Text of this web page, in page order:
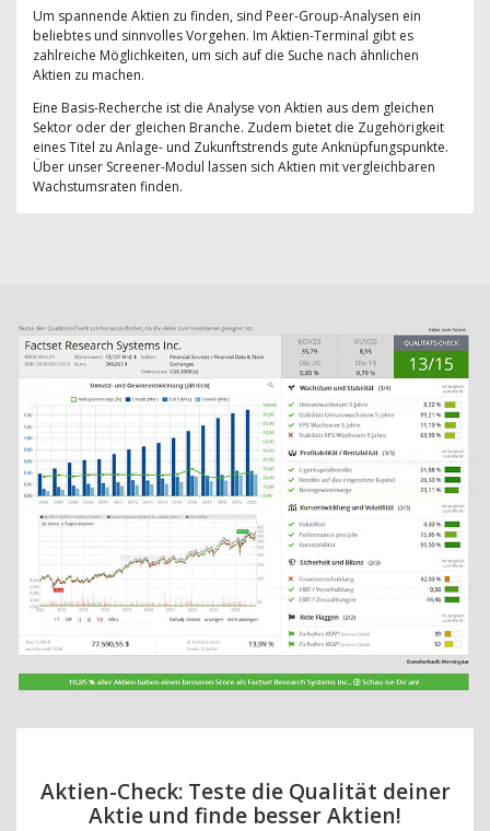
Um spannende Aktien zu finden, sind Peer-Group-Analysen ein
beliebtes und sinnvolles Vorgehen. Im Aktien-Terminal gibt es
zahlreiche Möglichkeiten, um sich auf die Suche nach ähnlichen
Aktien zu machen.
Eine Basis-Recherche ist die Analyse von Aktien aus dem gleichen
Sektor oder der gleichen Branche. Zudem bietet die Zugehörigkeit
eines Titel zu Anlage- und Zukunftstrends gute Anknüpfungspunkte.
Über unser Screener-Modul lassen sich Aktien mit vergleichbaren
Wachstumsraten finden.
Aktien-Check: Teste die Qualität deiner
Aktie und finde besser Aktien!